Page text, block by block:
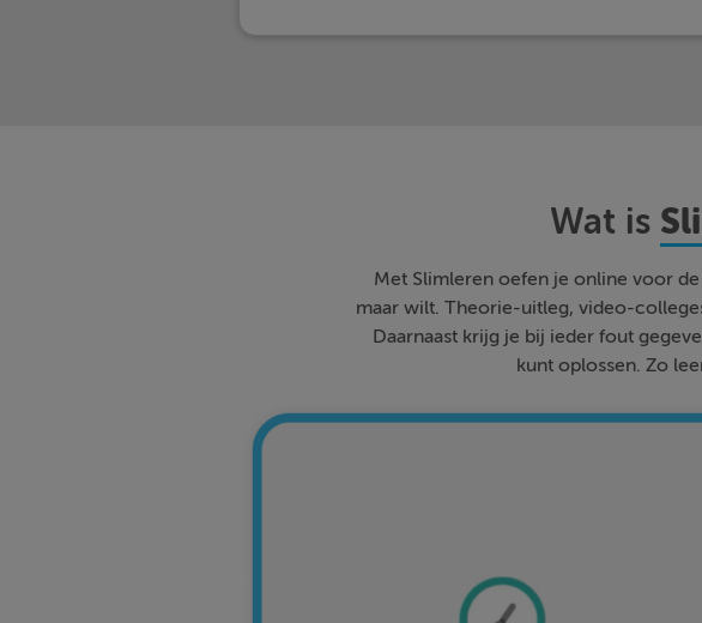
Wat is
Met Slimleren oefen je online voor
maar wilt. Theorie-uitleg, video-
Daarnaast krijg je bij ieder fout
kunt oplossen. Zo